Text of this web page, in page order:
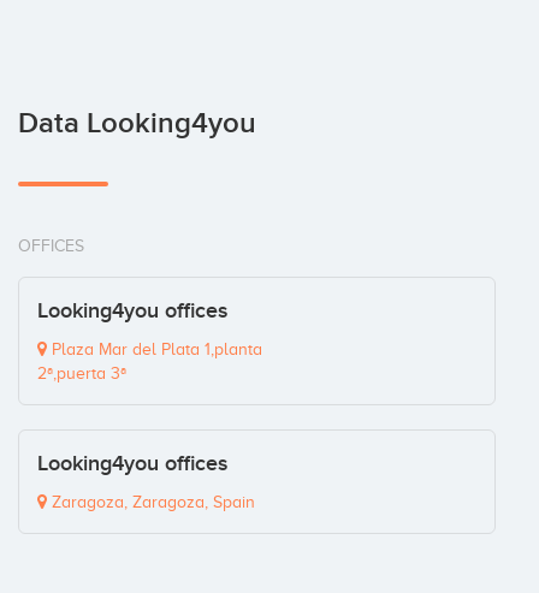
Data Looking4you
OFFICES
Looking4you offices
Plaza Mar del Plata 1,planta
2ª,puerta 3ª
Looking4you offices
Zaragoza, Zaragoza, Spain